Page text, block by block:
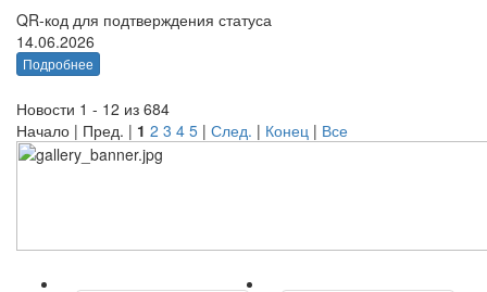
QR-код для подтверждения статуса
14.06.2026
Подробнее
Новости 1 - 12 из 684
Начало | Пред. | 1 2 3 4 5 | След. | Конец | Все